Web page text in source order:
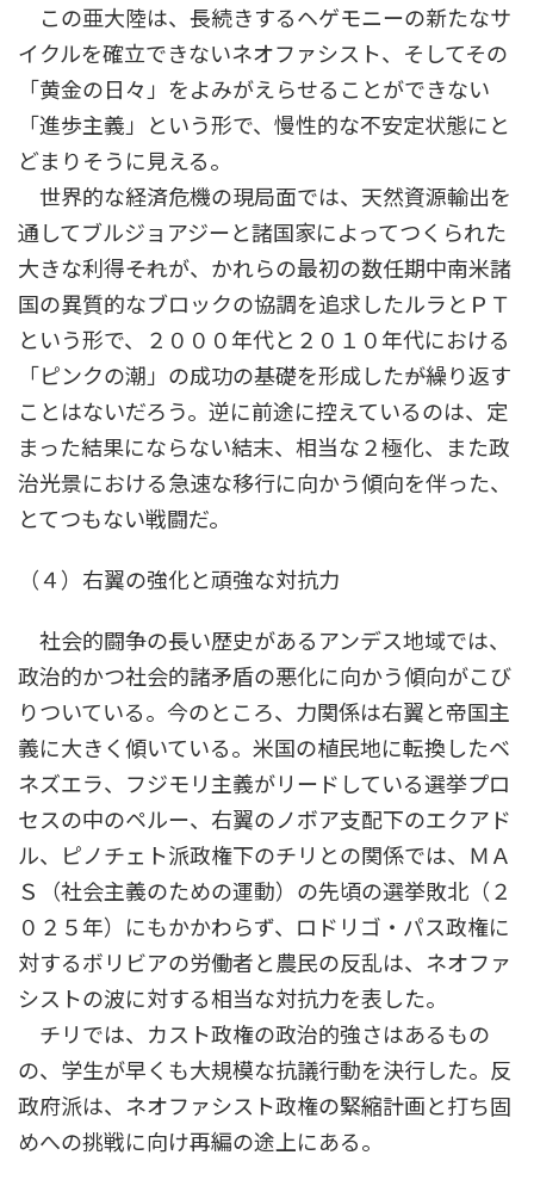
この亜大陸は、長続きするヘゲモニーの新たなサ
イクルを確立できないネオファシスト、そしてその
「黄金の日々」をよみがえらせることができない
「進歩主義」という形で、慢性的な不安定状態にと
どまりそうに見える。
世界的な経済危機の現局面では、天然資源輸出を
通してブルジョアジーと諸国家によってつくられた
大きな利得――それが、かれらの最初の数任期中南米諸
国の異質的なブロックの協調を追求したルラとＰＴ
という形で、２０００年代と２０１０年代における
「ピンクの潮」の成功の基礎を形成した――が繰り返す
ことはないだろう。逆に前途に控えているのは、定
まった結果にならない結末、相当な２極化、また政
治光景における急速な移行に向かう傾向を伴った、
とてつもない戦闘だ。
（４）右翼の強化と頑強な対抗力
社会的闘争の長い歴史があるアンデス地域では、
政治的かつ社会的諸矛盾の悪化に向かう傾向がこび
りついている。今のところ、力関係は右翼と帝国主
義に大きく傾いている。米国の植民地に転換したベ
ネズエラ、フジモリ主義がリードしている選挙プロ
セスの中のペルー、右翼のノボア支配下のエクアド
ル、ピノチェト派政権下のチリとの関係では、ＭＡ
Ｓ（社会主義のための運動）の先頃の選挙敗北（２
０２５年）にもかかわらず、ロドリゴ・パス政権に
対するボリビアの労働者と農民の反乱は、ネオファ
シストの波に対する相当な対抗力を表した。
チリでは、カスト政権の政治的強さはあるもの
の、学生が早くも大規模な抗議行動を決行した。反
政府派は、ネオファシスト政権の緊縮計画と打ち固
めへの挑戦に向け再編の途上にある。